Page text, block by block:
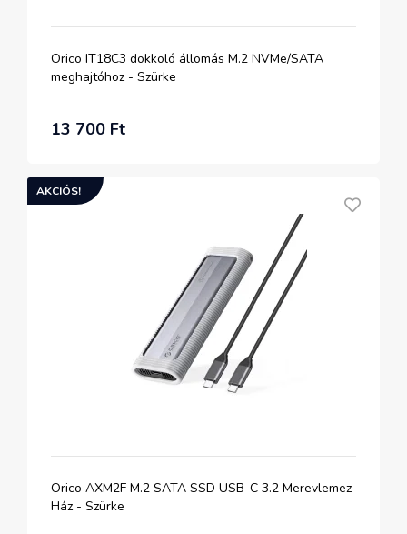
Orico IT18C3 dokkoló állomás M.2 NVMe/SATA
meghajtóhoz - Szürke
13 700 Ft
AKCIÓS!
Orico AXM2F M.2 SATA SSD USB-C 3.2 Merevlemez
Ház - Szürke